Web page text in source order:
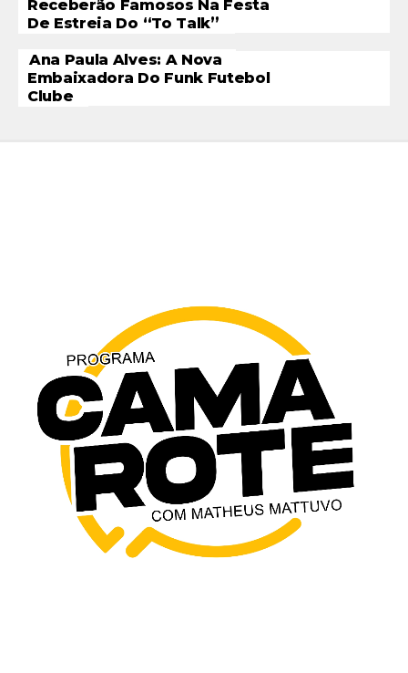
Receberão Famosos Na Festa
De Estreia Do “To Talk”
Ana Paula Alves: A Nova
Embaixadora Do Funk Futebol
Clube